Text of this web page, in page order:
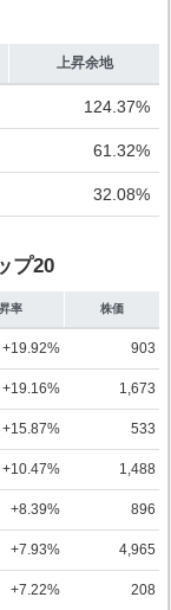
上昇余地
124.37%
61.32%
32.08%
プ20
率 株価
+19.92% 903
+19.16% 1,673
+15.87% 533
+10.47% 1,488
+8.39% 896
+7.93% 4,965
+7.22% 208